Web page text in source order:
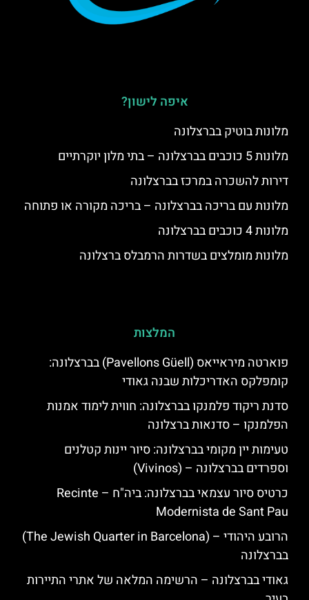
איפה לישון?
מלונות בוטיק בברצלונה
מלונות 5 כוכבים בברצלונה – בתי מלון יוקרתיים
דירות להשכרה במרכז בברצלונה
מלונות עם בריכה בברצלונה – בריכה מקורה או פתוחה
מלונות 4 כוכבים בברצלונה
מלונות מומלצים בשדרות הרמבלס ברצלונה
המלצות
פוארטה מיראייאס (Pavellons Güell) בברצלונה:
קומפלקס האדריכלות שבנה גאודי
סדנת ריקוד פלמנקו בברצלונה: חווית לימוד אמנות
הפלמנקו – סדנאות ברצלונה
טעימות יין מקומי בברצלונה: סיור יינות קטלנים
וספרדים בברצלונה – (Vivinos)
כרטיס סיור עצמאי בברצלונה: ביה"ח – Recinte
Modernista de Sant Pau
הרובע היהודי – (The Jewish Quarter in Barcelona)
בברצלונה
גאודי בברצלונה – הרשימה המלאה של אתרי התיירות